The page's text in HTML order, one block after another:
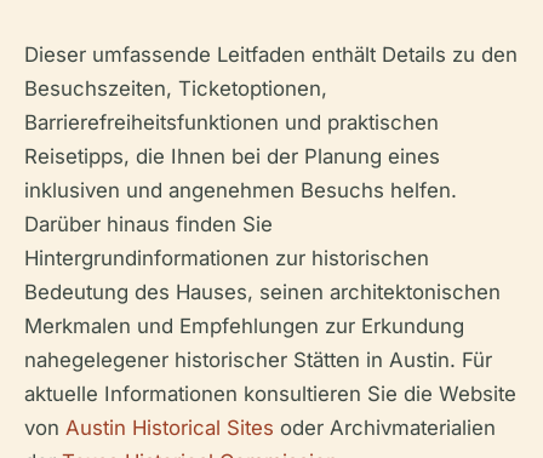
Dieser umfassende Leitfaden enthält Details zu den
Besuchszeiten, Ticketoptionen,
Barrierefreiheitsfunktionen und praktischen
Reisetipps, die Ihnen bei der Planung eines
inklusiven und angenehmen Besuchs helfen.
Darüber hinaus finden Sie
Hintergrundinformationen zur historischen
Bedeutung des Hauses, seinen architektonischen
Merkmalen und Empfehlungen zur Erkundung
nahegelegener historischer Stätten in Austin. Für
aktuelle Informationen konsultieren Sie die Website
von Austin Historical Sites oder Archivmaterialien